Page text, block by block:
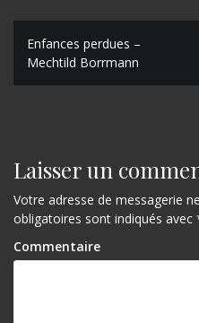
N
a
g
a
t
i
Enfances perdues –
Mechtild Borrmann
Laisser un
Votre adresse de messagerie
obligatoires sont indiqués avec
Commentaire